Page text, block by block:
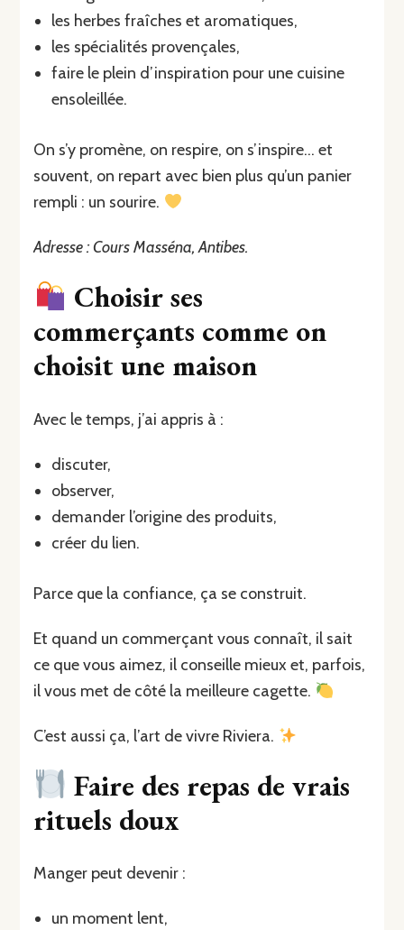
les herbes fraîches et aromatiques,
les spécialités provençales,
faire le plein d’inspiration pour une cuisine
ensoleillée.
On s’y promène, on respire, on s’inspire… et
souvent, on repart avec bien plus qu’un panier
rempli : un sourire.
Adresse : Cours Masséna, Antibes.
Choisir ses
commerçants comme on
choisit une maison
Avec le temps, j’ai appris à :
discuter,
observer,
demander l’origine des produits,
créer du lien.
Parce que la confiance, ça se construit.
Et quand un commerçant vous connaît, il sait
ce que vous aimez, il conseille mieux et, parfois,
il vous met de côté la meilleure cagette.
C’est aussi ça, l’art de vivre Riviera.
Faire des repas de vrais
rituels doux
Manger peut devenir :
un moment lent,